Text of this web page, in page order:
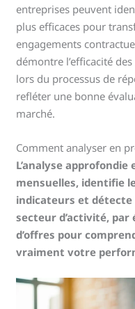
entreprises peuvent
plus efficaces pour
engagements
démontre l’efficacité
lors du processus de
refléter une bonne
marché.
Comment analyser en
L’analyse
mensuelles, identifie
indicateurs et détecte
secteur d’activité, par
d’offres pour
vraiment votre